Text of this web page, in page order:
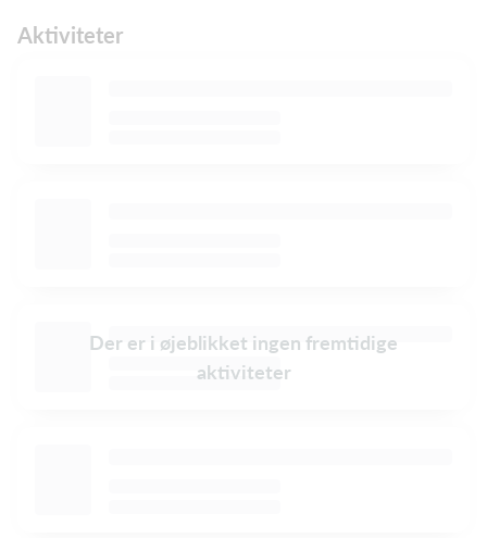
Aktiviteter
Der er i øjeblikket ingen fremtidige
aktiviteter